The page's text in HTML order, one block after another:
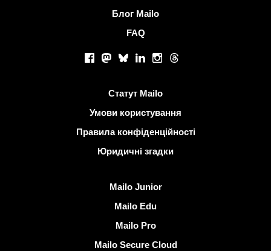
Блог Mailo
FAQ
Facebook
Mastodon
BlueskyLinkedInInstagram
Threads
Статут Mailo
Умови користування
Правила конфіденційності
Юридичні згадки
Mailo Junior
Mailo Edu
Mailo Pro
Mailo Secure Cloud